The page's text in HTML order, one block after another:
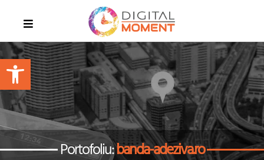
Portofoliu:banda-adeziva.ro
Open toolbar